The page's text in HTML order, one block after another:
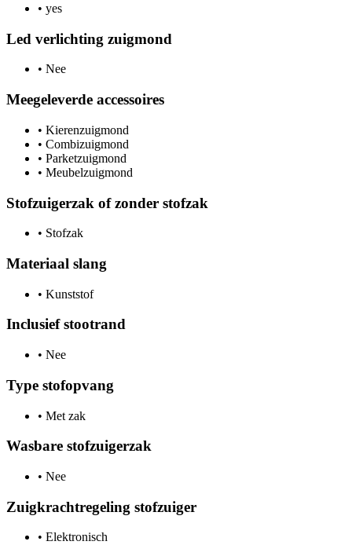
• yes
Led verlichting zuigmond
• Nee
Meegeleverde accessoires
• Kierenzuigmond
• Combizuigmond
• Parketzuigmond
• Meubelzuigmond
Stofzuigerzak of zonder stofzak
• Stofzak
Materiaal slang
• Kunststof
Inclusief stootrand
• Nee
Type stofopvang
• Met zak
Wasbare stofzuigerzak
• Nee
Zuigkrachtregeling stofzuiger
• Elektronisch